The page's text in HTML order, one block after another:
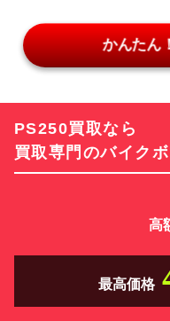
かんたん
PS250買取なら
買取専門のバイク
高
最高価格